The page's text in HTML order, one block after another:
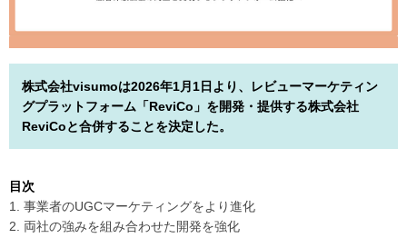
株式会社visumoは2026年1月1日より、レビューマーケティン
グプラットフォーム「ReviCo」を開発・提供する株式会社
ReviCoと合併することを決定した。
目次
1. 事業者のUGCマーケティングをより進化
2. 両社の強みを組み合わせた開発を強化